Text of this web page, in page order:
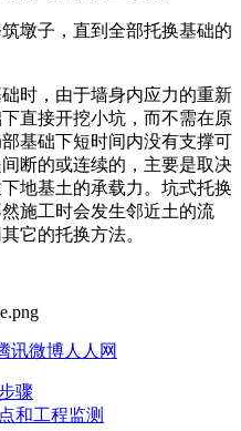
墩子，直到全部托换基础的
时，由于墙身内应力的重新
直接开挖小坑，而不需在原
基础下短时间内没有支撑可
断的或连续的，主要是取决
地基土的承载力。坑式托换
施工时会发生邻近土的流
它的托换方法。
讯微博人人网
骤
和工程监测